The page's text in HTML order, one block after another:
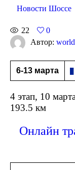
Новости Шоссе
22
0
Автор:
6-13 марта
4 этап, 10
193.5 км
Онлайн